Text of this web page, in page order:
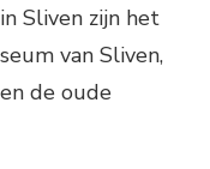
Sliven zijn het
van Sliven,
de oude